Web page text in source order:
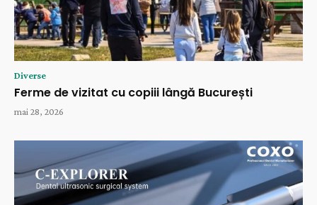
Diverse
Ferme de vizitat cu copiii lângă București
mai 28, 2026